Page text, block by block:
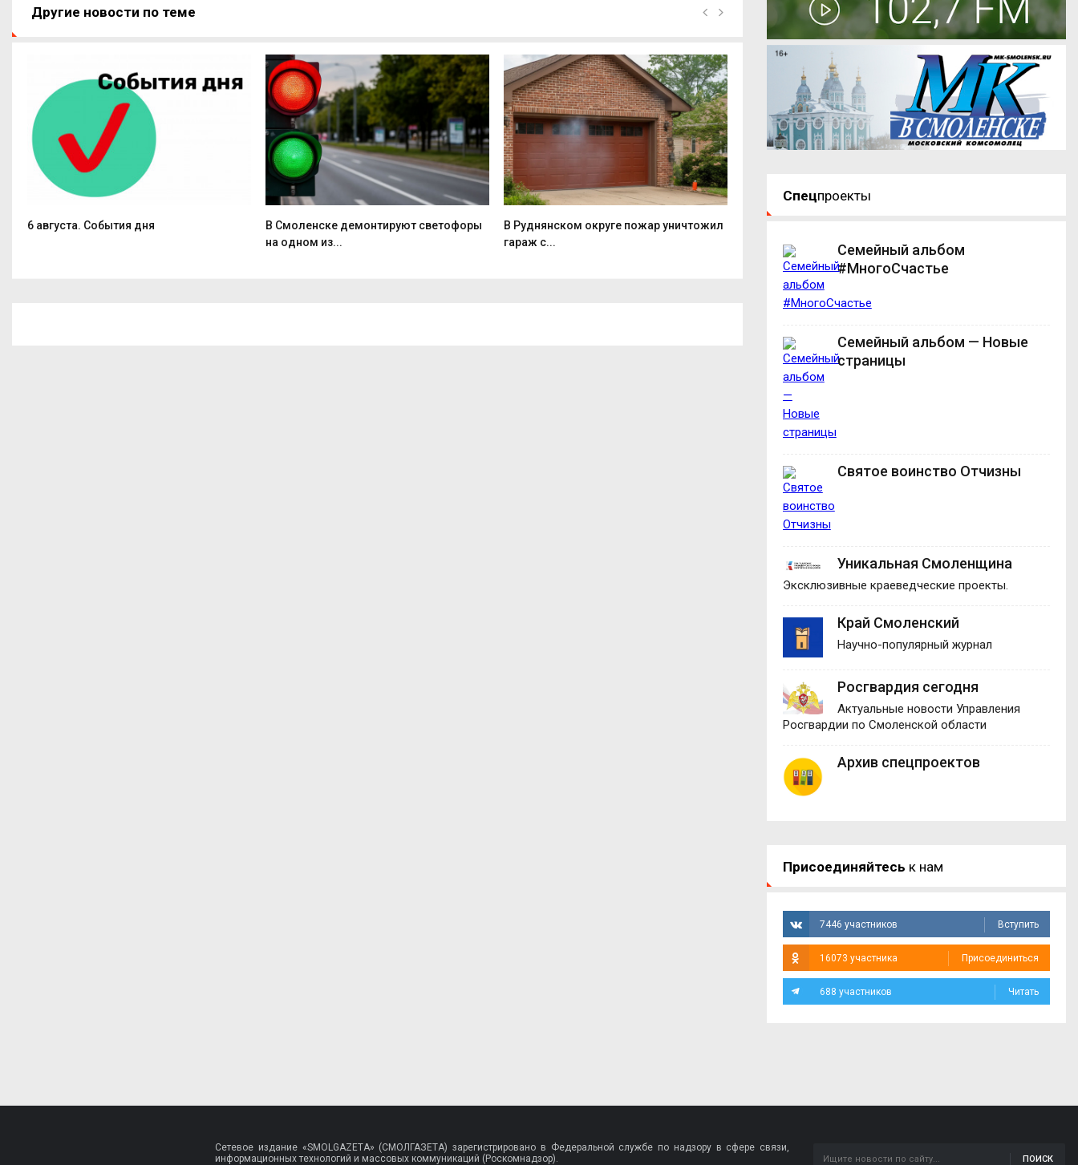
Другие новости по теме
6 августа. События дня
В Смоленске демонтируют светофоры
на одном из...
В Руднянском округе пожар уничтожил
гараж с...
международном...
Спецпроекты
Семейный альбом
#МногоСчастье
Семейный альбом — Новые
страницы
Святое воинство Отчизны
Уникальная Смоленщина
Эксклюзивные краеведческие проекты.
Край Смоленский
Научно-популярный журнал
Росгвардия сегодня
Актуальные новости Управления
Росгвардии по Смоленской области
Архив спецпроектов
Присоединяйтесь к нам
7446 участников Вступить
16073 участника Присоединиться
688 участников Читать
Сетевое издание «SMOLGAZETA» (СМОЛГАЗЕТА) зарегистрировано в Федеральной службе по надзору в сфере связи,
информационных технологий и массовых коммуникаций (Роскомнадзор).
ПОИСК